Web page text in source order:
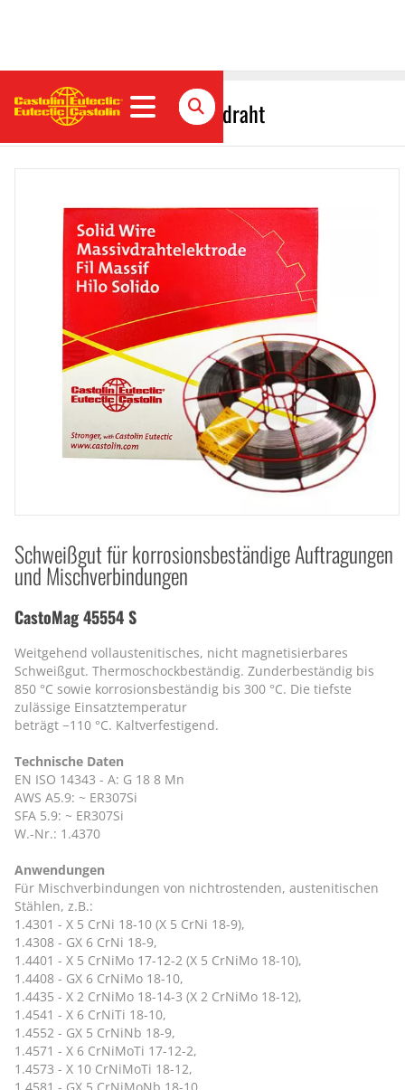
CastoMag 45554 S Massivdraht
Schweißgut für korrosionsbeständige Auftragungen
und Mischverbindungen
CastoMag 45554 S
Weitgehend vollaustenitisches, nicht magnetisierbares
Schweißgut. Thermoschockbeständig. Zunderbeständig bis
850 °C sowie korrosionsbeständig bis 300 °C. Die tiefste
zulässige Einsatztemperatur
beträgt −110 °C. Kaltverfestigend.
Technische Daten
EN ISO 14343 - A: G 18 8 Mn
AWS A5.9: ~ ER307Si
SFA 5.9: ~ ER307Si
W.-Nr.: 1.4370
Anwendungen
Für Mischverbindungen von nichtrostenden, austenitischen
Stählen, z.B.:
1.4301 - X 5 CrNi 18-10 (X 5 CrNi 18-9),
1.4308 - GX 6 CrNi 18-9,
1.4401 - X 5 CrNiMo 17-12-2 (X 5 CrNiMo 18-10),
1.4408 - GX 6 CrNiMo 18-10,
1.4435 - X 2 CrNiMo 18-14-3 (X 2 CrNiMo 18-12),
1.4541 - X 6 CrNiTi 18-10,
1.4552 - GX 5 CrNiNb 18-9,
1.4571 - X 6 CrNiMoTi 17-12-2,
1.4573 - X 10 CrNiMoTi 18-12,
1.4581 - GX 5 CrNiMoNb 18-10,